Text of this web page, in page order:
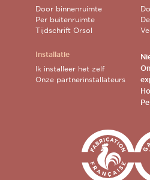
Door binnenruimte
Per buitenruimte
Tijdschrift Orsol
Installatie
Ik installeer het zelf
Onze partnerinstallateurs